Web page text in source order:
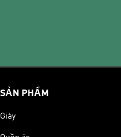
SẢN PHẨM
Giày